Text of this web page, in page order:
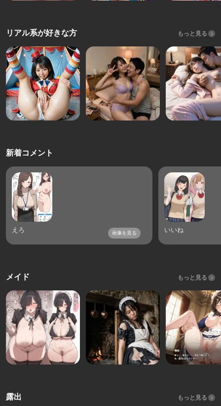
リアル系が好きな方 もっと見る
新着コメント
えろ 画像を見る いいね
メイド もっと見る
露出 もっと見る